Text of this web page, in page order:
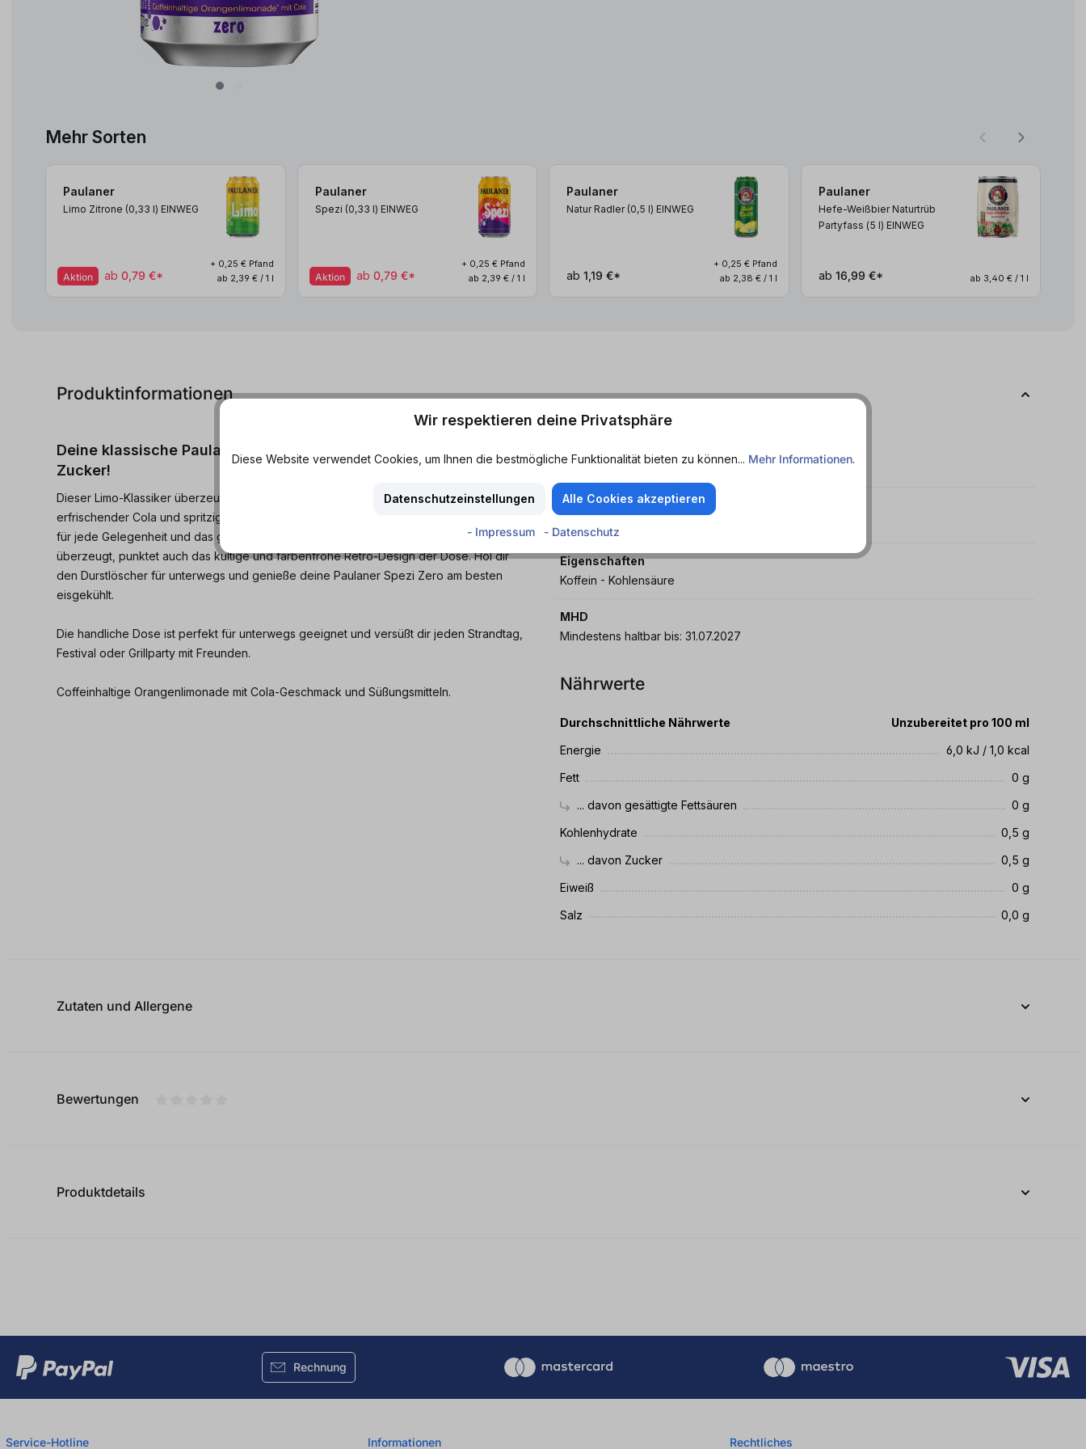
Mehr Sorten
Paulaner
Limo Zitrone (0,33 l) EINWEG
Aktion ab 0,79 €*
+ 0,25 € Pfand
ab 2,39 € / 1 l
Paulaner
Spezi (0,33 l) EINWEG
Aktion ab 0,79 €*
+ 0,25 € Pfand
ab 2,39 € / 1 l
Paulaner
Natur Radler (0,5 l) EINWEG
ab 1,19 €*
+ 0,25 € Pfand
ab 2,38 € / 1 l
Paulaner
Hefe-Weißbier Naturtrüb
Partyfass (5 l) EINWEG
ab 16,99 €* ab 3,40 € / 1 l
Produktinformationen
Deine klassische Paulaner Spezi - jetzt kalorienarm und ohne
Zucker!
Dieser Limo-Klassiker überzeugt wie das Original mit seinem perfekten Mix aus
erfrischender Cola und spritziger Orange sowie einem Hauch Zitrone. Ein purer Genuss
für jede Gelegenheit und das ganz ohne Zucker. So wie der Geschmack bereits
überzeugt, punktet auch das kultige und farbenfrohe Retro-Design der Dose. Hol dir
den Durstlöscher für unterwegs und genieße deine Paulaner Spezi Zero am besten
eisgekühlt.
Die handliche Dose ist perfekt für unterwegs geeignet und versüßt dir jeden Strandtag,
Festival oder Grillparty mit Freunden.
Coffeinhaltige Orangenlimonade mit Cola-Geschmack und Süßungsmitteln.
Merkmale
Fruchtig - Spritzig - Süß
Eigenschaften
Koffein - Kohlensäure
MHD
Mindestens haltbar bis: 31.07.2027
Nährwerte
Durchschnittliche Nährwerte
Unzubereitet pro 100 ml
Energie
6,0 kJ / 1,0 kcal
Fett
0 g
... davon gesättigte Fettsäuren
0 g
Kohlenhydrate
0,5 g
... davon Zucker
0,5 g
Eiweiß
0 g
Salz
0,0 g
Zutaten und Allergene
Bewertungen
Produktdetails
Rechnung
Service-Hotline Informationen Rechtliches
Wir respektieren deine Privatsphäre
Diese Website verwendet Cookies, um Ihnen die bestmögliche Funktionalität bieten zu können... Mehr Informationen.
Datenschutzeinstellungen Alle Cookies akzeptieren
- Impressum - Datenschutz